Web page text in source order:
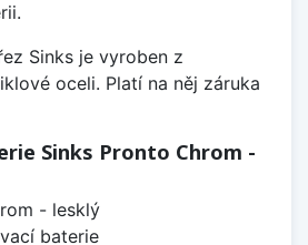
Sinks je vyroben z
oceli. Platí na něj záruka
Sinks Pronto Chrom -
- lesklý
baterie